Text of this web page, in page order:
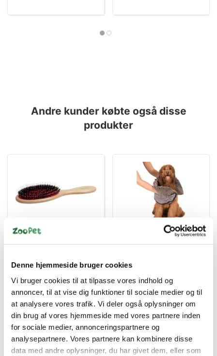
Denne hjemmeside bruger cookies
Vi bruger cookies til at tilpasse vores indhold og
annoncer, til at vise dig funktioner til sociale medier og til
at analysere vores trafik. Vi deler også oplysninger om
din brug af vores hjemmeside med vores partnere inden
for sociale medier, annonceringspartnere og
analysepartnere. Vores partnere kan kombinere disse
data med andre oplysninger, du har givet dem, eller som
Andre kunder købte også disse
produkter
4006541232630
DKK 104,00 ekskl. moms
Køb nu
Få på lager
DKK 143,20 ekskl. moms
Køb nu
På lager